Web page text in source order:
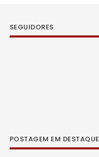
SEGUIDORES
POSTAGEM EM DESTAQUE